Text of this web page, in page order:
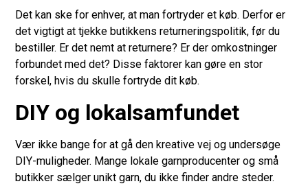
Det kan ske for enhver, at man fortryder et køb. Derfor er
det vigtigt at tjekke butikkens returneringspolitik, før du
bestiller. Er det nemt at returnere? Er der omkostninger
forbundet med det? Disse faktorer kan gøre en stor
forskel, hvis du skulle fortryde dit køb.
DIY og lokalsamfundet
Vær ikke bange for at gå den kreative vej og undersøge
DIY-muligheder. Mange lokale garnproducenter og små
butikker sælger unikt garn, du ikke finder andre steder.